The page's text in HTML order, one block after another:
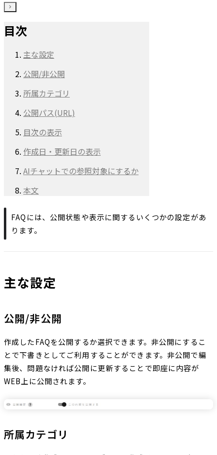
目次
主な設定
公開/非公開
所属カテゴリ
公開パス(URL)
目次の表示
作成日・更新日の表示
AIチャットでの参照対象にするか
本文
FAQには、公開状態や表示に関するいくつかの設定があ
ります。
主な設定
公開/非公開
作成したFAQを公開するか選択できます。非公開にするこ
とで下書きとしてご利用することができます。非公開で編
集後、問題なければ公開に更新することで即座に内容が
WEB上に公開されます。
所属カテゴリ